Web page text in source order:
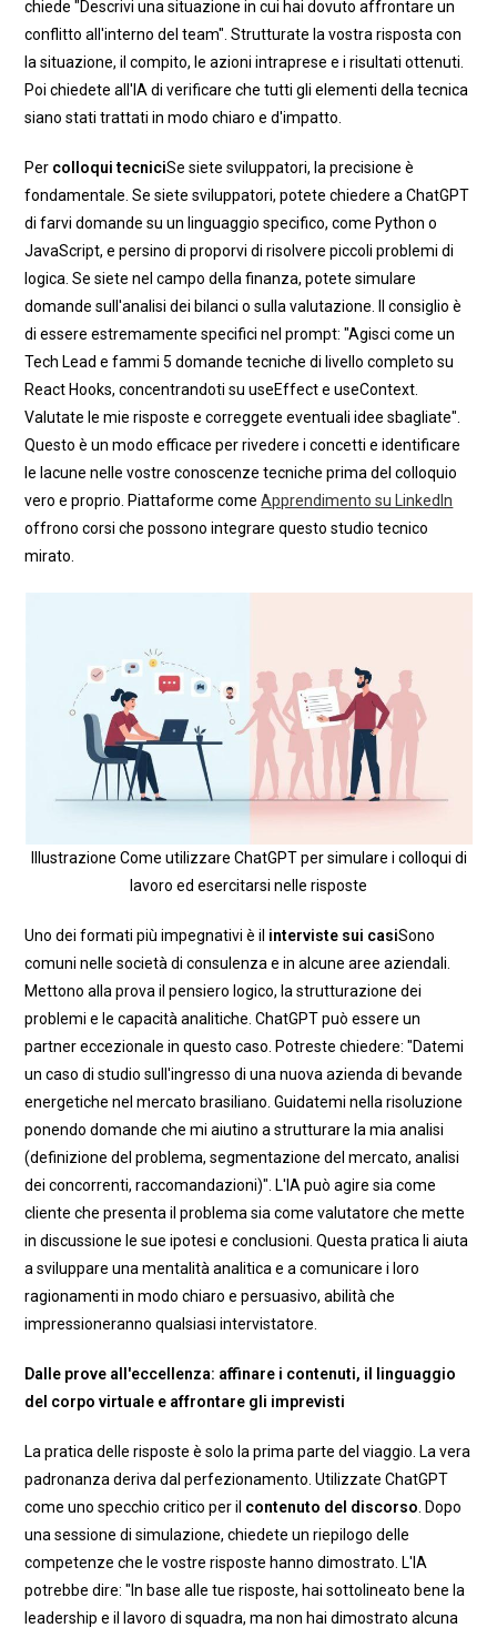
chiede "Descrivi una situazione in cui hai dovuto affrontare un
conflitto all'interno del team". Strutturate la vostra risposta con
la situazione, il compito, le azioni intraprese e i risultati ottenuti.
Poi chiedete all'IA di verificare che tutti gli elementi della tecnica
siano stati trattati in modo chiaro e d'impatto.
Per colloqui tecniciSe siete sviluppatori, la precisione è
fondamentale. Se siete sviluppatori, potete chiedere a ChatGPT
di farvi domande su un linguaggio specifico, come Python o
JavaScript, e persino di proporvi di risolvere piccoli problemi di
logica. Se siete nel campo della finanza, potete simulare
domande sull'analisi dei bilanci o sulla valutazione. Il consiglio è
di essere estremamente specifici nel prompt: "Agisci come un
Tech Lead e fammi 5 domande tecniche di livello completo su
React Hooks, concentrandoti su useEffect e useContext.
Valutate le mie risposte e correggete eventuali idee sbagliate".
Questo è un modo efficace per rivedere i concetti e identificare
le lacune nelle vostre conoscenze tecniche prima del colloquio
vero e proprio. Piattaforme comeApprendimento su LinkedIn
offrono corsi che possono integrare questo studio tecnico
mirato.
Illustrazione Come utilizzare ChatGPT per simulare i colloqui di
lavoro ed esercitarsi nelle risposte
Uno dei formati più impegnativi è il interviste sui casiSono
comuni nelle società di consulenza e in alcune aree aziendali.
Mettono alla prova il pensiero logico, la strutturazione dei
problemi e le capacità analitiche. ChatGPT può essere un
partner eccezionale in questo caso. Potreste chiedere: "Datemi
un caso di studio sull'ingresso di una nuova azienda di bevande
energetiche nel mercato brasiliano. Guidatemi nella risoluzione
ponendo domande che mi aiutino a strutturare la mia analisi
(definizione del problema, segmentazione del mercato, analisi
dei concorrenti, raccomandazioni)". L'IA può agire sia come
cliente che presenta il problema sia come valutatore che mette
in discussione le sue ipotesi e conclusioni. Questa pratica li aiuta
a sviluppare una mentalità analitica e a comunicare i loro
ragionamenti in modo chiaro e persuasivo, abilità che
impressioneranno qualsiasi intervistatore.
Dalle prove all'eccellenza: affinare i contenuti, il linguaggio
del corpo virtuale e affrontare gli imprevisti
La pratica delle risposte è solo la prima parte del viaggio. La vera
padronanza deriva dal perfezionamento. Utilizzate ChatGPT
come uno specchio critico per il contenuto del discorso . Dopo
una sessione di simulazione, chiedete un riepilogo delle
competenze che le vostre risposte hanno dimostrato. L'IA
potrebbe dire: "In base alle tue risposte, hai sottolineato bene la
leadership e il lavoro di squadra, ma non hai dimostrato alcuna